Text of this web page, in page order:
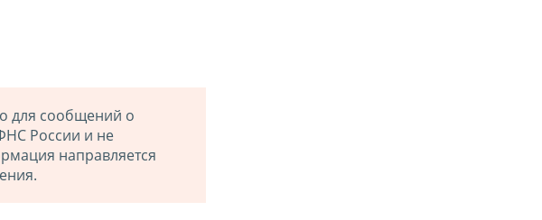
для сообщений о
России и не
направляется